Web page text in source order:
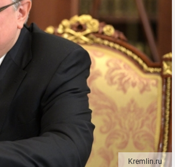
Kremlin.ru